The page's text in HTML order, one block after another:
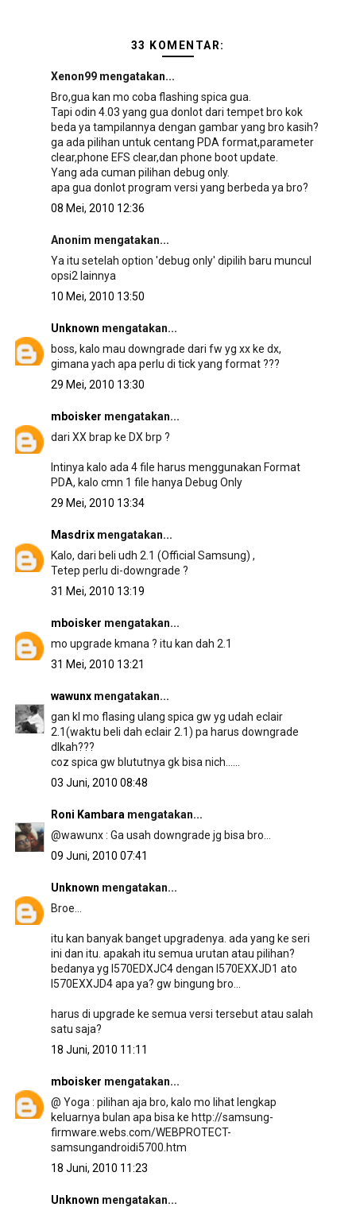
33 KOMENTAR:
Xenon99 mengatakan...
Bro,gua kan mo coba flashing spica gua.
Tapi odin 4.03 yang gua donlot dari tempet bro kok
beda ya tampilannya dengan gambar yang bro kasih?
ga ada pilihan untuk centang PDA format,parameter
clear,phone EFS clear,dan phone boot update.
Yang ada cuman pilihan debug only.
apa gua donlot program versi yang berbeda ya bro?
08 Mei, 2010 12:36
Anonim mengatakan...
Ya itu setelah option 'debug only' dipilih baru muncul
opsi2 lainnya
10 Mei, 2010 13:50
Unknown mengatakan...
boss, kalo mau downgrade dari fw yg xx ke dx,
gimana yach apa perlu di tick yang format ???
29 Mei, 2010 13:30
mboisker mengatakan...
dari XX brap ke DX brp ?
Intinya kalo ada 4 file harus menggunakan Format
PDA, kalo cmn 1 file hanya Debug Only
29 Mei, 2010 13:34
Masdrixmengatakan...
Kalo, dari beli udh 2.1 (Official Samsung) ,
Tetep perlu di-downgrade ?
31 Mei, 2010 13:19
mboisker mengatakan...
mo upgrade kmana ? itu kan dah 2.1
31 Mei, 2010 13:21
wawunxmengatakan...
gan kl mo flasing ulang spica gw yg udah eclair
2.1(waktu beli dah eclair 2.1) pa harus downgrade
dlkah???
coz spica gw blututnya gk bisa nich......
03 Juni, 2010 08:48
Roni Kambara mengatakan...
@wawunx : Ga usah downgrade jg bisa bro...
09 Juni, 2010 07:41
Unknown mengatakan...
Broe...
itu kan banyak banget upgradenya. ada yang ke seri
ini dan itu. apakah itu semua urutan atau pilihan?
bedanya yg I570EDXJC4 dengan I570EXXJD1 ato
I570EXXJD4 apa ya? gw bingung bro...
harus di upgrade ke semua versi tersebut atau salah
satu saja?
18 Juni, 2010 11:11
mboisker mengatakan...
@ Yoga : pilihan aja bro, kalo mo lihat lengkap
keluarnya bulan apa bisa ke http://samsung-
firmware.webs.com/WEBPROTECT-
samsungandroidi5700.htm
18 Juni, 2010 11:23
Unknown mengatakan...